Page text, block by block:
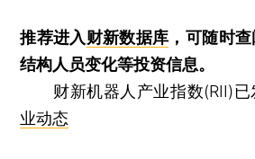
推荐进入财新数据库 ，可随时
结构人员变化等投资信息。
财新机器人产业指数(RII)已
业动态